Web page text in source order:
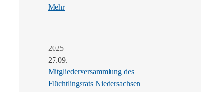
Mehr
2025
27.09.
Mitgliederversammlung des
Flüchtlingsrats Niedersachsen